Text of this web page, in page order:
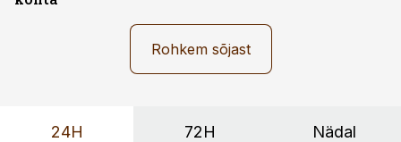
Rohkem sõjast
24H 72H Nädal